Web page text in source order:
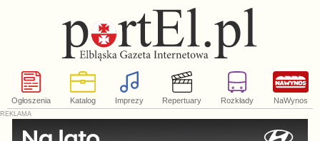
Ogłoszenia Katalog Imprezy Repertuary Rozkłady NaWynos